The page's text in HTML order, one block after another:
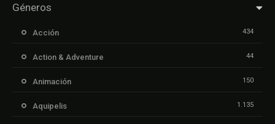
Géneros
Acción 434
Action & Adventure 44
Animación 150
Aquipelis 1.135